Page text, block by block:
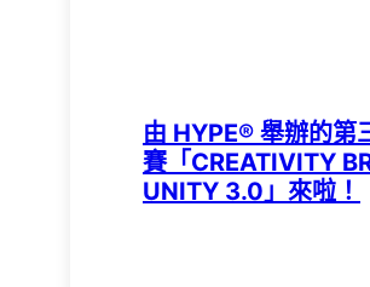
由 HYPE®️ 舉辦的第
賽「CREATIVITY
UNITY 3.0」來啦！